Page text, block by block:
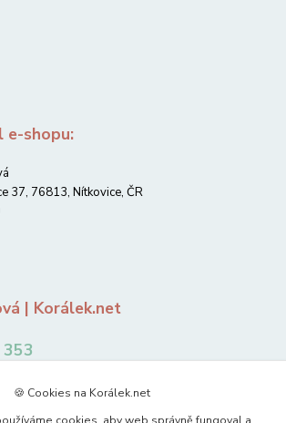
e-shopu:
37, 76813, Nítkovice, ČR
| Korálek.net
🍪 Cookies na Korálek.net
cookies, aby web správně fungoval a